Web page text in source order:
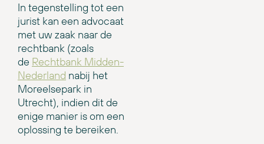
In tegenstelling tot een
jurist kan een advocaat
met uw zaak naar de
rechtbank (zoals
de Rechtbank Midden-
Nederland nabij het
Moreelsepark in
Utrecht), indien dit de
enige manier is om een
oplossing te bereiken.